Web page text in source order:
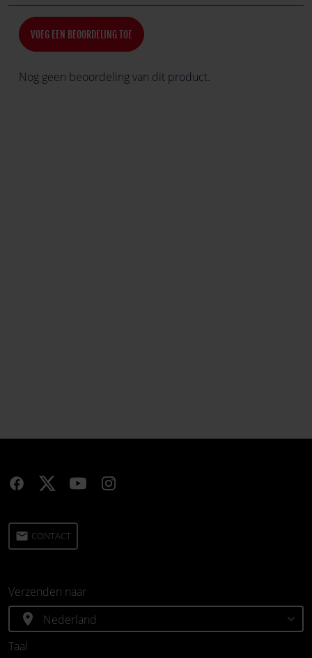
VOEG EEN BEOORDELING TOE
Nog geen beoordeling van dit product.
email CONTACT
Verzenden naar
location_on
Taal